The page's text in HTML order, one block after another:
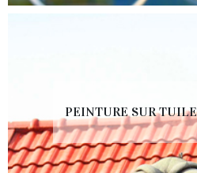
PEINTURE SUR